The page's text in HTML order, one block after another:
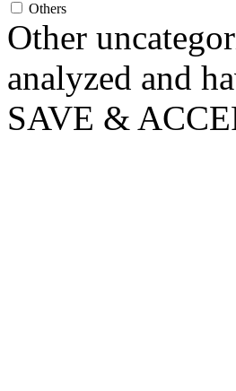
Others
Other
analyzed and
SAVE &